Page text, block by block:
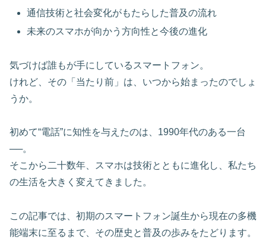
通信技術と社会変化がもたらした普及の流れ
未来のスマホが向かう方向性と今後の進化
気づけば誰もが手にしているスマートフォン。
けれど、その「当たり前」は、いつから始まったのでしょ
うか。
初めて“電話”に知性を与えたのは、1990年代のある一台
──。
そこから二十数年、スマホは技術とともに進化し、私たち
の生活を大きく変えてきました。
この記事では、初期のスマートフォン誕生から現在の多機
能端末に至るまで、その歴史と普及の歩みをたどります。